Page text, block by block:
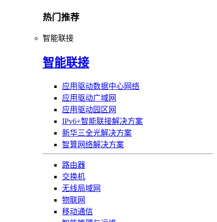
热门推荐
智能联接
智能联接
应用驱动数据中心网络
应用驱动广域网
应用驱动园区网
IPv6+智能联接解决方案
新华三全光解决方案
智算网络解决方案
路由器
交换机
无线局域网
物联网
移动通信